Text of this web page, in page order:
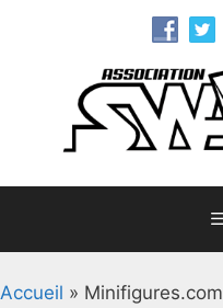
Accueil » Minifigures.com